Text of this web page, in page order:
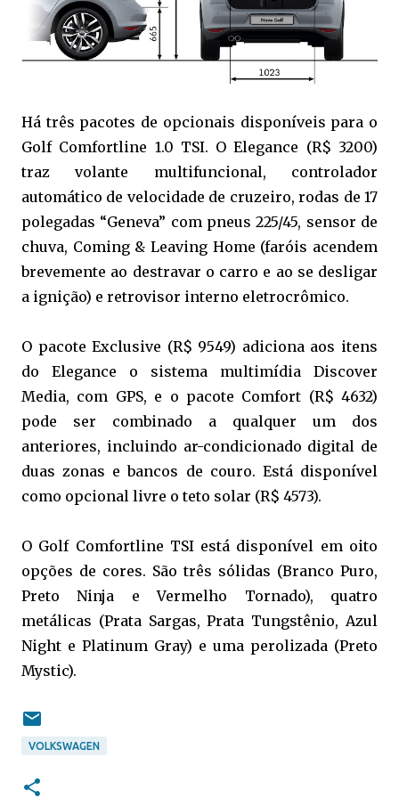
Há três pacotes de opcionais disponíveis para o
Golf Comfortline 1.0 TSI. O Elegance (R$ 3200)
traz volante multifuncional, controlador
automático de velocidade de cruzeiro, rodas de 17
polegadas “Geneva” com pneus 225/45, sensor de
chuva, Coming & Leaving Home (faróis acendem
brevemente ao destravar o carro e ao se desligar
a ignição) e retrovisor interno eletrocrômico.
O pacote Exclusive (R$ 9549) adiciona aos itens
do Elegance o sistema multimídia Discover
Media, com GPS, e o pacote Comfort (R$ 4632)
pode ser combinado a qualquer um dos
anteriores, incluindo ar-condicionado digital de
duas zonas e bancos de couro. Está disponível
como opcional livre o teto solar (R$ 4573).
O Golf Comfortline TSI está disponível em oito
opções de cores. São três sólidas (Branco Puro,
Preto Ninja e Vermelho Tornado), quatro
metálicas (Prata Sargas, Prata Tungstênio, Azul
Night e Platinum Gray) e uma perolizada (Preto
Mystic).
VOLKSWAGEN